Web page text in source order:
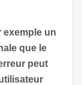
exemple un
que le
peut